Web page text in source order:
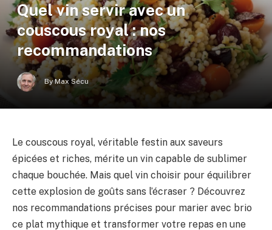
Quel vin servir avec un
couscous royal : nos
recommandations
By Max Sécu
Le couscous royal, véritable festin aux saveurs
épicées et riches, mérite un vin capable de sublimer
chaque bouchée. Mais quel vin choisir pour équilibrer
cette explosion de goûts sans l’écraser ? Découvrez
nos recommandations précises pour marier avec brio
ce plat mythique et transformer votre repas en une